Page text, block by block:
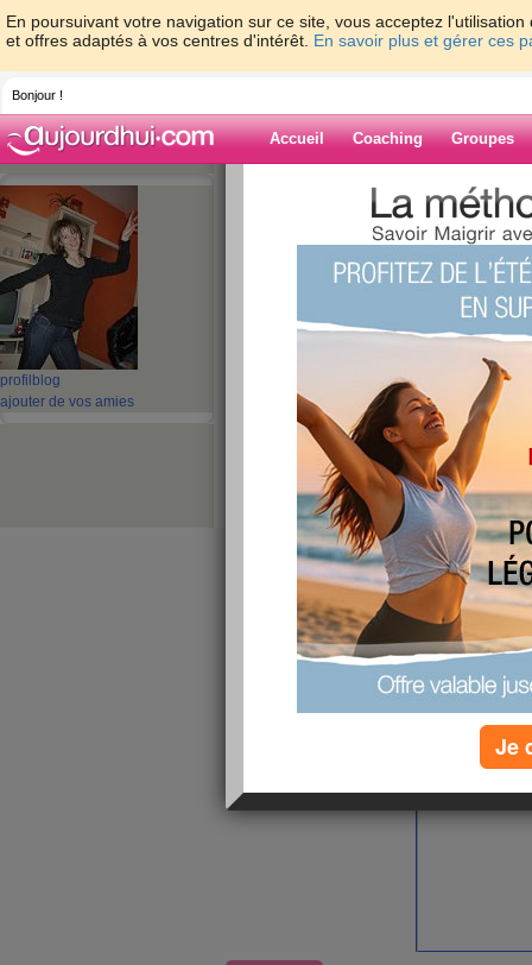
En poursuivant votre navigation sur ce site, vous acceptez
et offres adaptés à vos centres d'intérêt. En savoir plus et gérer ces
Bonjour !
Accueil Coaching Groupes
profil blog
ajouter de vos amies
>
Blog de daika
3 4
week end suite
publié le 02/10/2008 à 16:20
coucou comme promis la fin du week end
pèpère mèmère
et ensuite je suis aller faire un tour au vide
avais à peine 70 exposant je n'ai rien trouvé
remplir mon grenier! lol
Après je suis aller encourager mon chéri qui
Je